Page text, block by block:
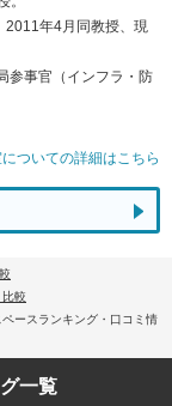
2011年4月同教授、現
参事官（インフラ・防
ついての詳細はこちら
較
ースランキング・口コミ情
一覧